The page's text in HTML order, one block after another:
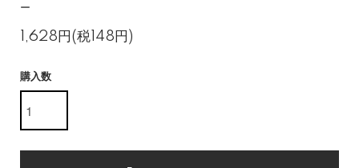
ー
1,628円(税148円)
購入数